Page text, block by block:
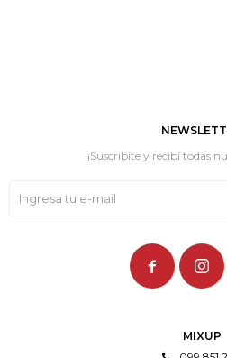
MIXUP
¡Suscribite y recibí todas
 